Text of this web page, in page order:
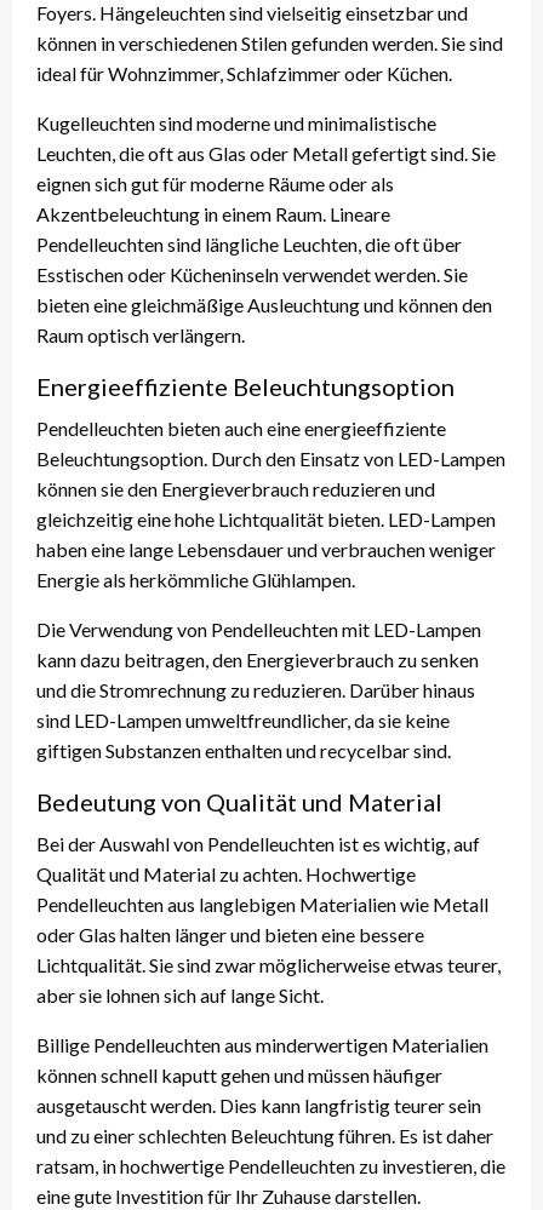
Foyers. Hängeleuchten sind vielseitig einsetzbar und
können in verschiedenen Stilen gefunden werden. Sie sind
ideal für Wohnzimmer, Schlafzimmer oder Küchen.
Kugelleuchten sind moderne und minimalistische
Leuchten, die oft aus Glas oder Metall gefertigt sind. Sie
eignen sich gut für moderne Räume oder als
Akzentbeleuchtung in einem Raum. Lineare
Pendelleuchten sind längliche Leuchten, die oft über
Esstischen oder Kücheninseln verwendet werden. Sie
bieten eine gleichmäßige Ausleuchtung und können den
Raum optisch verlängern.
Energieeffiziente Beleuchtungsoption
Pendelleuchten bieten auch eine energieeffiziente
Beleuchtungsoption. Durch den Einsatz von LED-Lampen
können sie den Energieverbrauch reduzieren und
gleichzeitig eine hohe Lichtqualität bieten. LED-Lampen
haben eine lange Lebensdauer und verbrauchen weniger
Energie als herkömmliche Glühlampen.
Die Verwendung von Pendelleuchten mit LED-Lampen
kann dazu beitragen, den Energieverbrauch zu senken
und die Stromrechnung zu reduzieren. Darüber hinaus
sind LED-Lampen umweltfreundlicher, da sie keine
giftigen Substanzen enthalten und recycelbar sind.
Bedeutung von Qualität und Material
Bei der Auswahl von Pendelleuchten ist es wichtig, auf
Qualität und Material zu achten. Hochwertige
Pendelleuchten aus langlebigen Materialien wie Metall
oder Glas halten länger und bieten eine bessere
Lichtqualität. Sie sind zwar möglicherweise etwas teurer,
aber sie lohnen sich auf lange Sicht.
Billige Pendelleuchten aus minderwertigen Materialien
können schnell kaputt gehen und müssen häufiger
ausgetauscht werden. Dies kann langfristig teurer sein
und zu einer schlechten Beleuchtung führen. Es ist daher
ratsam, in hochwertige Pendelleuchten zu investieren, die
eine gute Investition für Ihr Zuhause darstellen.